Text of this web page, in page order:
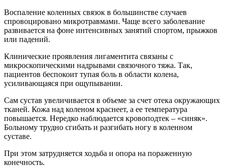
Воспаление коленных связок в большинстве случаев
спровоцировано микротравмами. Чаще всего заболевание
развивается на фоне интенсивных занятий спортом, прыжков
или падений.
Клинические проявления лигаментита связаны с
микроскопическими надрывами связочного тяжа. Так,
пациентов беспокоит тупая боль в области колена,
усиливающаяся при ощупывании.
Сам сустав увеличивается в объеме за счет отека окружающих
тканей. Кожа над коленом краснеет, а ее температура
повышается. Нередко наблюдается кровоподтек – «синяк».
Больному трудно сгибать и разгибать ногу в коленном
суставе.
При этом затрудняется ходьба и опора на пораженную
конечность.